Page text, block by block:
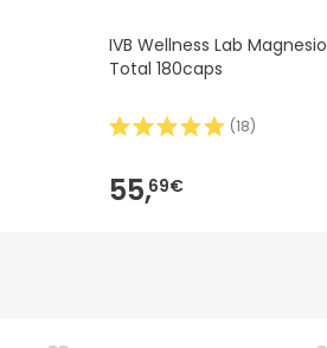
IVB Wellness Lab Magnesio
Total 180caps
(18)
55,69€